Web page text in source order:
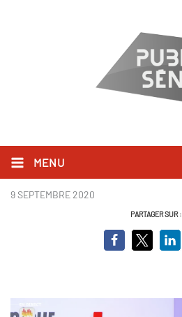
MENU
Gérard Larcher.png
9 SEPTEMBRE 2020
PARTAGER SUR :